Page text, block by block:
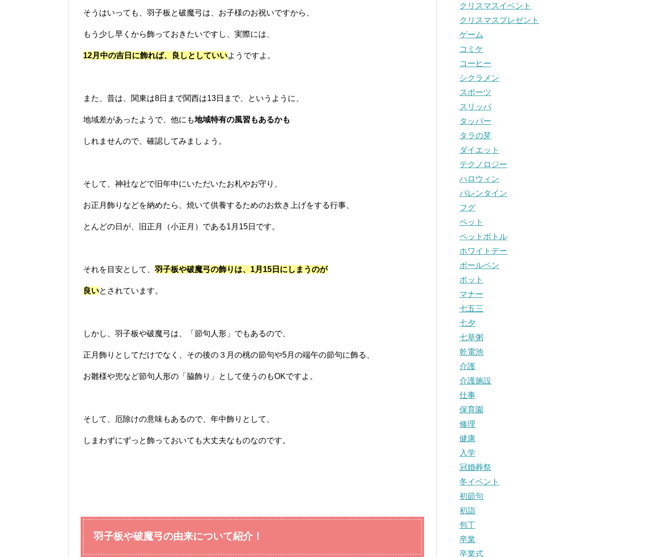
そうはいっても、羽子板と破魔弓は、お子様のお祝いですから、
もう少し早くから飾っておきたいですし、実際には、
12月中の吉日に飾れば、良しとしていいようですよ。
また、昔は、関東は8日まで関西は13日まで、というように、
地域差があったようで、他にも地域特有の風習もあるかも
しれませんので、確認してみましょう。
そして、神社などで旧年中にいただいたお札やお守り、
お正月飾りなどを納めたら、焼いて供養するためのお炊き上げをする行事、
とんどの日が、旧正月（小正月）である1月15日です。
それを目安として、 羽子板や破魔弓の飾りは、1月15日にしまうのが
良いとされています。
しかし、羽子板や破魔弓は、「節句人形」でもあるので、
正月飾りとしてだけでなく、その後の３月の桃の節句や5月の端午の節句に飾る、
お雛様や兜など節句人形の「脇飾り」として使うのもOKですよ。
そして、厄除けの意味もあるので、年中飾りとして、
しまわずにずっと飾っておいても大丈夫なものなのです。
羽子板や破魔弓の由来について紹介！
クリスマスイベント
クリスマスプレゼント
ゲーム
コミケ
コーヒー
シクラメン
スポーツ
スリッパ
タッパー
タラの芽
ダイエット
テクノロジー
ハロウィン
バレンタイン
フグ
ペット
ペットボトル
ホワイトデー
ボールペン
ポット
マナー
七五三
七夕
七草粥
乾電池
介護
介護施設
仕事
保育園
修理
健康
入学
冠婚葬祭
冬イベント
初節句
初詣
包丁
卒業
卒業式